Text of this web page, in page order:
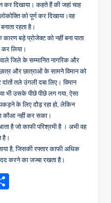
दिखाया। कहते हैं की जहां चाह
को पूर्ण कर दिखाया।वह
रहता है।
कारण बड़े प्रोजेक्ट को नहीं बना पाता
लिया।
जिले के सम्मानित नागरिक और
और छात्राओं के सामने विमान को
तले उंगली दबा लिए। विमान
भी उसके पीछे पीछे लग गया, ऐसा
के लिए दौड़ रहा हो, लेकिन
कौआ नहीं कर सका।
है जो काफी परिश्रमी है । अभी वह
है।
है, जिसकी रफ्तार काफी अधिक
करने का जज्बा रखता है।